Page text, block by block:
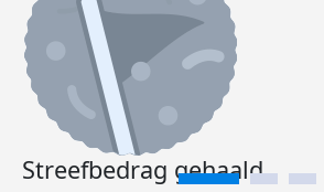
Streefbedrag gehaald